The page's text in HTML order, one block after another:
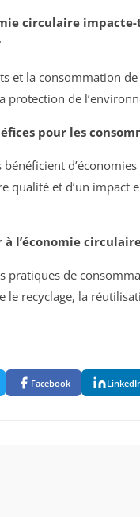
circulaire
et la consommation de
protection de
pour les
qualité et d’un impact
l’économie
pratiques de
le recyclage, la
Facebook